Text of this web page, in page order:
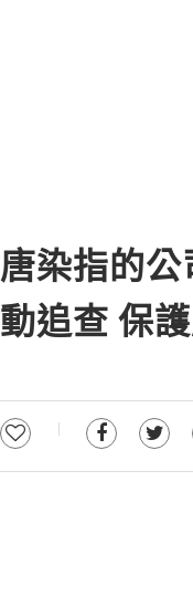
染指的
追查 保護